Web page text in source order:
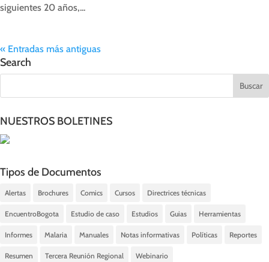
siguientes 20 años,...
« Entradas más antiguas
Search
NUESTROS BOLETINES
Tipos de Documentos
Alertas Brochures Comics Cursos Directrices técnicas
EncuentroBogota Estudio de caso Estudios Guias Herramientas
Informes Malaria Manuales Notas informativas Políticas Reportes
Resumen Tercera Reunión Regional Webinario